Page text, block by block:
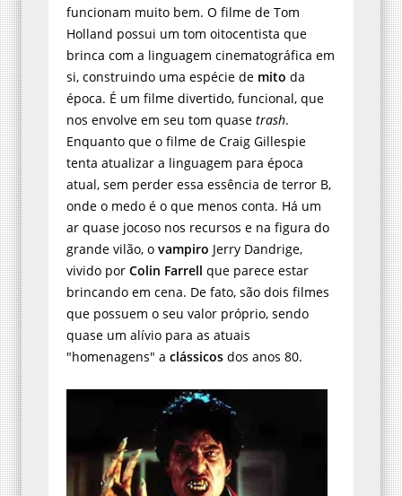
funcionam muito bem. O filme de Tom
Holland possui um tom oitocentista que
brinca com a linguagem cinematográfica em
si, construindo uma espécie de mito da
época. É um filme divertido, funcional, que
nos envolve em seu tom quase trash.
Enquanto que o filme de Craig Gillespie
tenta atualizar a linguagem para época
atual, sem perder essa essência de terror B,
onde o medo é o que menos conta. Há um
ar quase jocoso nos recursos e na figura do
grande vilão, o vampiro Jerry Dandrige,
vivido por Colin Farrell que parece estar
brincando em cena. De fato, são dois filmes
que possuem o seu valor próprio, sendo
quase um alívio para as atuais
"homenagens" a clássicos dos anos 80.